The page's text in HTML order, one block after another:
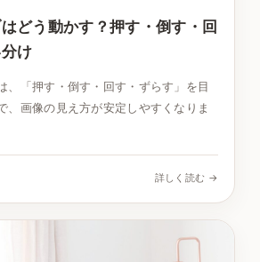
どう動かす？押す・倒す・回
け
、「押す・倒す・回す・ずらす」を目
、画像の見え方が安定しやすくなりま
詳しく読む →